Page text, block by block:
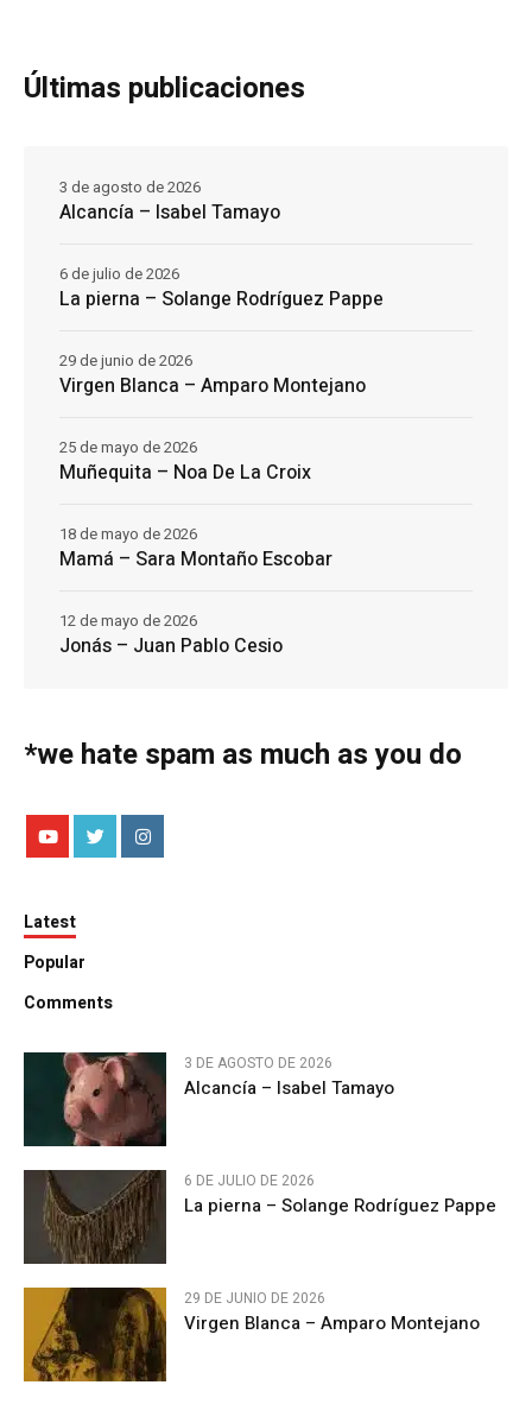
Últimas publicaciones
Alcancía – Isabel Tamayo
3 de agosto de 2026
La pierna – Solange Rodríguez Pappe
6 de julio de 2026
Virgen Blanca – Amparo Montejano
29 de junio de 2026
Muñequita – Noa De La Croix
25 de mayo de 2026
Mamá – Sara Montaño Escobar
18 de mayo de 2026
Jonás – Juan Pablo Cesio
12 de mayo de 2026
*we hate spam as much as you do
Latest
Popular
Comments
3 DE AGOSTO DE 2026
Alcancía – Isabel Tamayo
6 DE JULIO DE 2026
La pierna – Solange Rodríguez Pappe
29 DE JUNIO DE 2026
Virgen Blanca – Amparo Montejano